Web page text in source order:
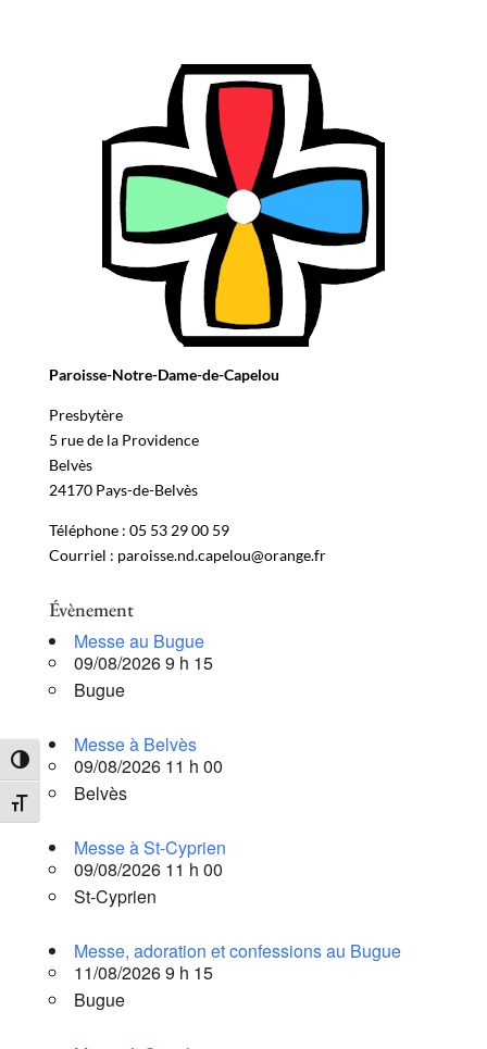
Passer en contraste élevé
Changer la taille de la police
Paroisse-Notre-Dame-de-Capelou
Presbytère
5 rue de la Providence
Belvès
24170 Pays-de-Belvès
Téléphone : 05 53 29 00 59
Courriel : paroisse.nd.capelou@orange.fr
Évènement
Messe au Bugue
09/08/2026 9 h 15
Bugue
Messe à Belvès
09/08/2026 11 h 00
Belvès
Messe à St-Cyprien
09/08/2026 11 h 00
St-Cyprien
Messe, adoration et confessions au Bugue
11/08/2026 9 h 15
Bugue